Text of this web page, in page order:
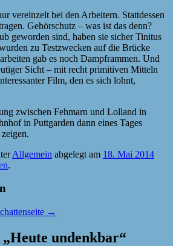
vereinzelt bei den Arbeitern. Stattdessen
Gehörschutz – was ist das denn?
geworden sind, haben sie sicher Tinitus
zu Testzwecken auf die Brücke
gab es noch Dampframmen. Und
Sicht – mit recht primitiven Mitteln
Film, den es sich lohnt,
zwischen Fehmarn und Lolland in
in Puttgarden dann eines Tages
Allgemein abgelegt am 18. Mai 2014
.
→
Heute undenkbar“